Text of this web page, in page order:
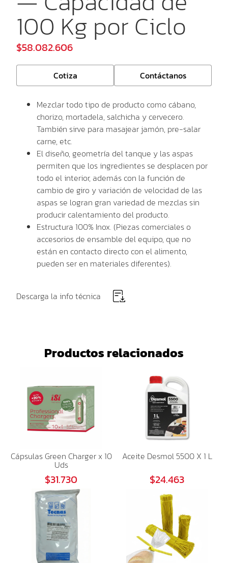
100 Kg por Ciclo
$58.082.606
Cotiza Contáctanos
Mezclar todo tipo de producto como cábano,
chorizo, mortadela, salchicha y cervecero.
También sirve para masajear jamón, pre-salar
carne, etc.
El diseño, geometría del tanque y las aspas
permiten que los ingredientes se desplacen por
todo el interior, además con la función de
cambio de giro y variación de velocidad de las
aspas se logran gran variedad de mezclas sin
producir calentamiento del producto.
Estructura 100% Inox. (Piezas comerciales o
accesorios de ensamble del equipo, que no
están en contacto directo con el alimento,
pueden ser en materiales diferentes).
Descarga la info técnica
Productos relacionados
Cápsulas Green Charger x 10
Uds
$31.730
Aceite Desmol 5500 X 1 L
$24.463